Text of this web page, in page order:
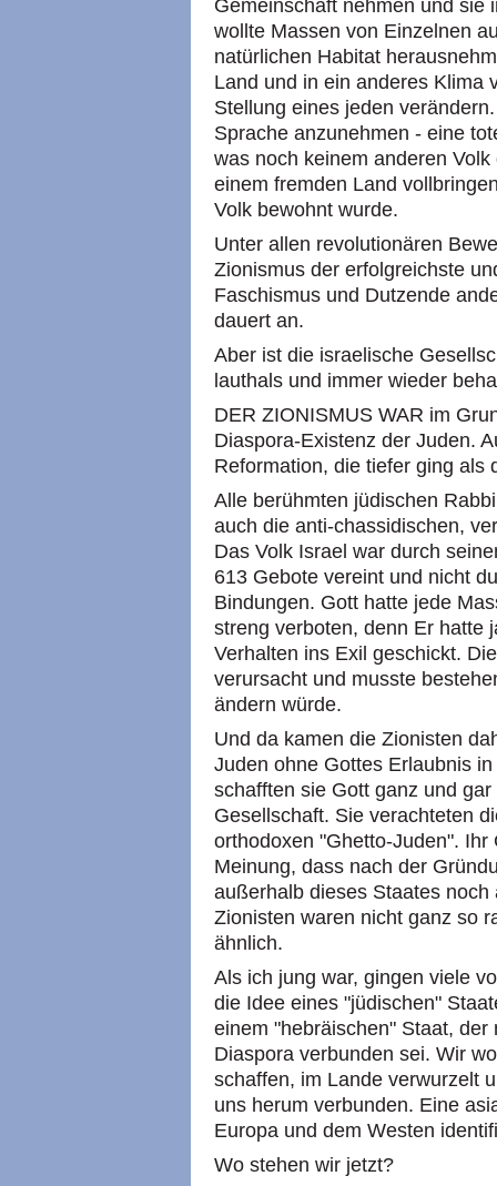
Gemeinschaft nehmen und sie
wollte Massen von Einzelnen
natürlichen Habitat
Land und in ein anderes Klima
Stellung eines jeden
Sprache anzunehmen - eine
was noch keinem anderen
einem fremden Land
Volk bewohnt wurde.
Unter allen revolutionären
Zionismus der erfolgreichste
Faschismus und Dutzende
dauert an.
Aber ist die israelische
lauthals und immer wieder
DER ZIONISMUS WAR im
Diaspora-Existenz der Juden.
Reformation, die tiefer ging als
Alle berühmten jüdischen
auch die anti-chassidischen,
Das Volk Israel war durch
613 Gebote vereint und nicht
Bindungen. Gott hatte jede
streng verboten, denn Er hatte
Verhalten ins Exil geschickt.
verursacht und musste
ändern würde.
Und da kamen die Zionisten
Juden ohne Gottes Erlaubnis
schafften sie Gott ganz und
Gesellschaft. Sie verachteten
orthodoxen "Ghetto-Juden".
Meinung, dass nach der
außerhalb dieses Staates
Zionisten waren nicht ganz so
ähnlich.
Als ich jung war, gingen viele
die Idee eines "jüdischen"
einem "hebräischen" Staat,
Diaspora verbunden sei. Wir
schaffen, im Lande verwurzelt
uns herum verbunden. Eine
Europa und dem Westen
Wo stehen wir jetzt?